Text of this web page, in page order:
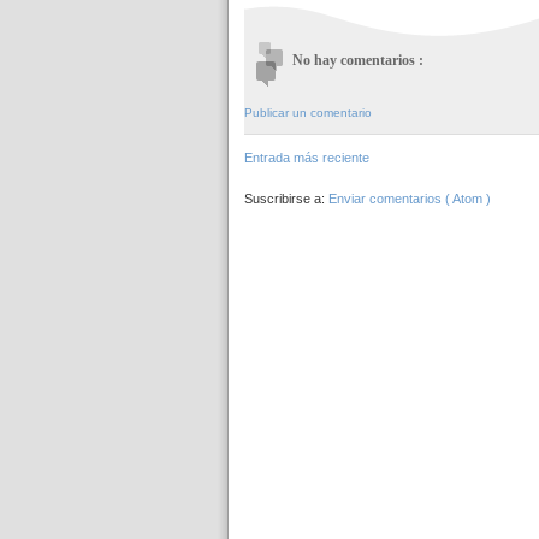
No hay comentarios :
Publicar un comentario
Entrada más reciente
Suscribirse a: Enviar comentarios ( Atom )